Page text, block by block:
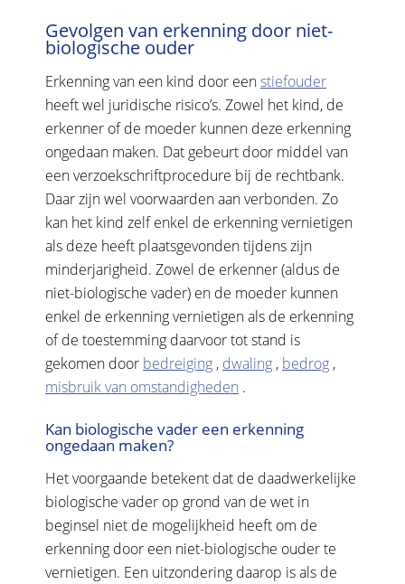
Gevolgen van erkenning door niet-
biologische ouder
Erkenning van een kind door eenstiefouder
heeft wel juridische risico’s. Zowel het kind, de
erkenner of de moeder kunnen deze erkenning
ongedaan maken. Dat gebeurt door middel van
een verzoekschriftprocedure bij de rechtbank.
Daar zijn wel voorwaarden aan verbonden. Zo
kan het kind zelf enkel de erkenning vernietigen
als deze heeft plaatsgevonden tijdens zijn
minderjarigheid. Zowel de erkenner (aldus de
niet-biologische vader) en de moeder kunnen
enkel de erkenning vernietigen als de erkenning
of de toestemming daarvoor tot stand is
gekomen door bedreiging , dwaling , bedrog ,
misbruik van omstandigheden .
Kan biologische vader een erkenning
ongedaan maken?
Het voorgaande betekent dat de daadwerkelijke
biologische vader op grond van de wet in
beginsel niet de mogelijkheid heeft om de
erkenning door een niet-biologische ouder te
vernietigen. Een uitzondering daarop is als de